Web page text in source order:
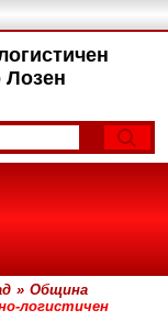
Лозен
» Община
логистичен